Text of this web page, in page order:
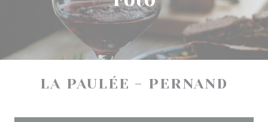
LA PAULÉE - PERNAND